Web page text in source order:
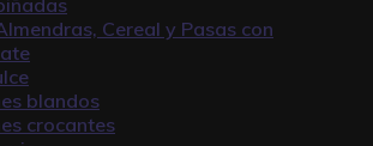
Cereal y Pasas con
blandos
crocantes